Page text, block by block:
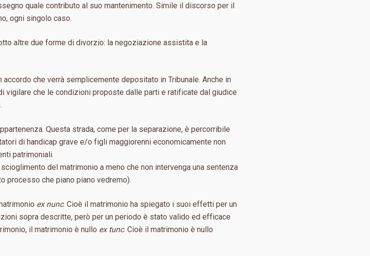
quale contributo al suo mantenimento. Simile il discorso per il
ogni singolo caso.
altre due forme di divorzio: la negoziazione assistita e la
che verrà semplicemente depositato in Tribunale. Anche in
vigilare che le condizioni proposte dalle parti e ratificate dal giudice
Questa strada, come per la separazione, è percorribile
di handicap grave e/o figli maggiorenni economicamente non
patrimoniali.
del matrimonio a meno che non intervenga una sentenza
processo che piano piano vedremo).
ex nunc. Cioè il matrimonio ha spiegato i suoi effetti per un
sopra descritte, però per un periodo è stato valido ed efficace
il matrimonio è nullo ex tunc. Cioè il matrimonio è nullo